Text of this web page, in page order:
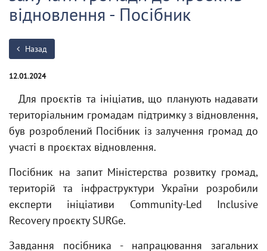
відновлення - Посібник
Назад
12.01.2024
Для проєктів та ініціатив, що планують надавати
територіальним громадам підтримку з відновлення,
був розроблений Посібник із залучення громад до
участі в проєктах відновлення.
Посібник на запит Міністерства розвитку громад,
територій та інфраструктури України розробили
експерти ініціативи Community-Led Inclusive
Recovery проєкту SURGe.
Завдання посібника - напрацювання загальних